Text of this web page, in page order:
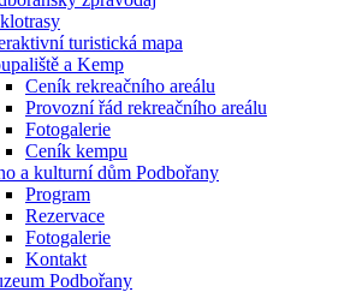
turistická mapa
a Kemp
Ceník rekreačního areálu
Provozní řád rekreačního areálu
Fotogalerie
Ceník kempu
a kulturní dům Podbořany
Program
Rezervace
Fotogalerie
Kontakt
Podbořany